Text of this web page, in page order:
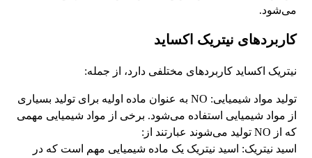
می‌شود.
کاربردهای نيتريک اکسايد
نيتريک اکسايد کاربردهای مختلفی دارد، از جمله:
تولید مواد شیمیایی: NO به عنوان ماده اولیه برای تولید بسیاری
از مواد شیمیایی استفاده می‌شود. برخی از مواد شیمیایی مهمی
که از NO تولید می‌شوند عبارتند از:
اسید نیتریک: اسید نیتریک یک ماده شیمیایی مهم است که در